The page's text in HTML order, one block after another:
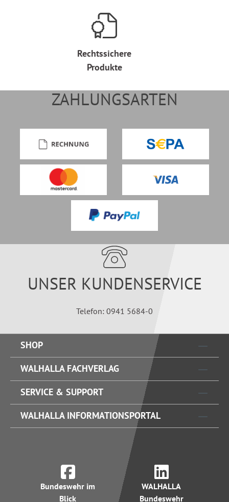
Rechtssichere
Produkte
ZAHLUNGSARTEN
UNSER KUNDENSERVICE
Telefon: 0941 5684-0
SHOP
WALHALLA FACHVERLAG
SERVICE & SUPPORT
WALHALLA INFORMATIONSPORTAL
Bundeswehr im
Blick
WALHALLA
Bundeswehr